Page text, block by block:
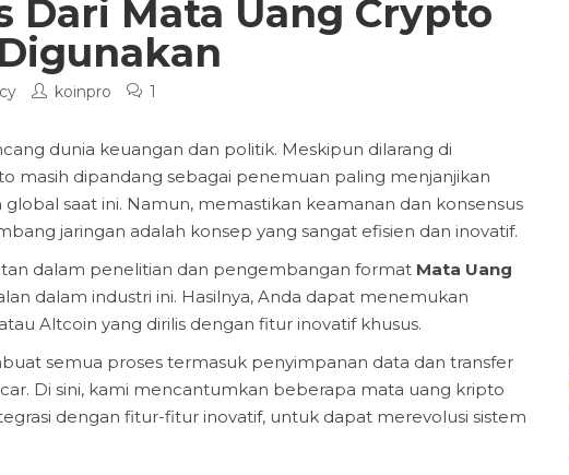
Dari Mata Uang Crypto
koinpro 1
dunia keuangan dan politik. Meskipun dilarang di
masih dipandang sebagai penemuan paling menjanjikan
saat ini. Namun, memastikan keamanan dan konsensus
jaringan adalah konsep yang sangat efisien dan inovatif.
dalam penelitian dan pengembangan format Mata Uang
dalam industri ini. Hasilnya, Anda dapat menemukan
Altcoin yang dirilis dengan fitur inovatif khusus.
semua proses termasuk penyimpanan data dan transfer
Di sini, kami mencantumkan beberapa mata uang kripto
dengan fitur-fitur inovatif, untuk dapat merevolusi sistem